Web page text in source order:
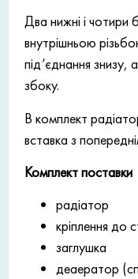
Два нижні і чотири
внутрішньою
під’єднання знизу,
збоку.
В комплект
вставка з
Комплект поставки
радіатор
кріплення до
заглушка
деаератор